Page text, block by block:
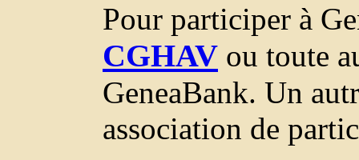
Pour participer à
CGHAV ou toute
GeneaBank. Un
association de